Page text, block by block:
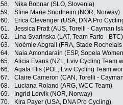
58.
Nika Bobnar (SLO, Slovenia)
59.
Stine Marie Snortheim (NOR, Norway)
60.
Erica Clevenger (USA, DNA Pro
61.
Jessica Pratt (AUS, Torelli - Cayman
62.
Lina Svarinska (LAT, Team Farto - BTC)
63.
Noémie Abgrall (FRA, Stade
64.
Naia Amondarain (ESP, Sopela
65.
Alicia Evans (NZL, Lviv Cycling Team
66.
Agata Flis (POL, Lviv Cycling Team
67.
Claire Cameron (CAN, Torelli -
68.
Luciana Roland (ARG, WCC Team)
69.
Ingrid Lorvik (NOR, Norway)
70.
Kira Payer (USA, DNA Pro Cycling)